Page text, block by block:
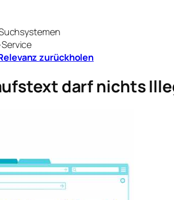
zurückholen
darf nichts